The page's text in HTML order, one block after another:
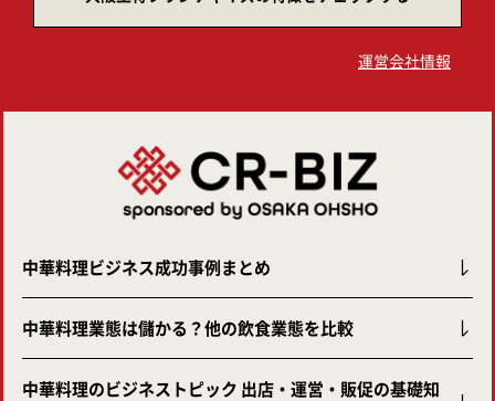
運営会社情報
中華料理ビジネス成功事例まとめ
中華料理業態は儲かる？他の飲食業態を比較
中華料理のビジネストピック 出店・運営・販促の基礎知